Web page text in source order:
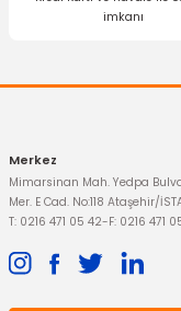
OTOSAN
imkanı
Merkez
Mimarsinan Mah. Yedpa
Mer. E Cad. No:118 Ataşehir/
T: 0216 471 05 42-F: 0216 471